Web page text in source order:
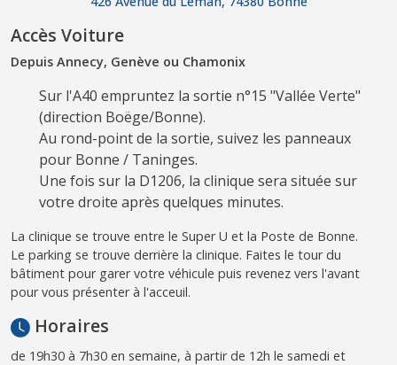
Accès Voiture
Depuis Annecy, Genève ou Chamonix
Sur l'A40 empruntez la sortie n°15 "Vallée Verte"
(direction Boëge/Bonne).
Au rond-point de la sortie, suivez les panneaux
pour Bonne / Taninges.
Une fois sur la D1206, la clinique sera située sur
votre droite après quelques minutes.
La clinique se trouve entre le Super U et la Poste de Bonne.
Le parking se trouve derrière la clinique. Faites le tour du
bâtiment pour garer votre véhicule puis revenez vers l'avant
pour vous présenter à l'acceuil.
Horaires
de 19h30 à 7h30 en semaine, à partir de 12h le samedi et